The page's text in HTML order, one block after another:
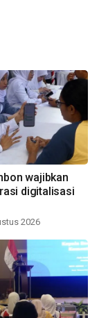
wajibkan
digitalisasi
2026